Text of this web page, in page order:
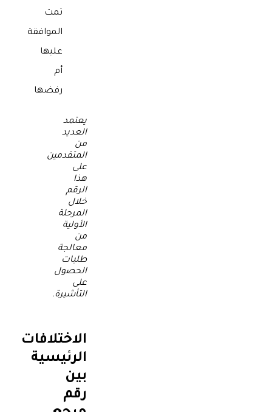
تمت
الموافقة
عليها
أم
رفضها
يعتمد
العديد
من
المتقدمين
على
هذا
الرقم
خلال
المرحلة
الأولية
من
معالجة
طلبات
الحصول
على
التأشيرة.
الاختلافات
الرئيسية
بين
رقم